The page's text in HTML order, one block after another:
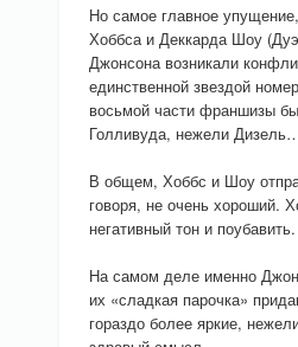
Но самое главное
Хоббса и Деккарда Шоу
Джонсона возникали
единственной звездой
восьмой части франшизы
Голливуда, нежели
В общем, Хоббс и Шоу
говоря, не очень хороший.
негативный тон и
На самом деле именно
их «сладкая парочка»
гораздо более яркие,